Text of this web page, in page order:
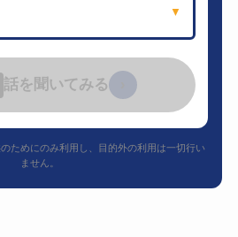
▼
話を聞いてみる
ためにのみ利用し、目的外の利用は一切行い
ません。